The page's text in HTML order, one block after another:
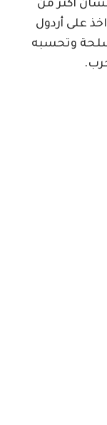
أكثر من
على أردول
وتحسبه